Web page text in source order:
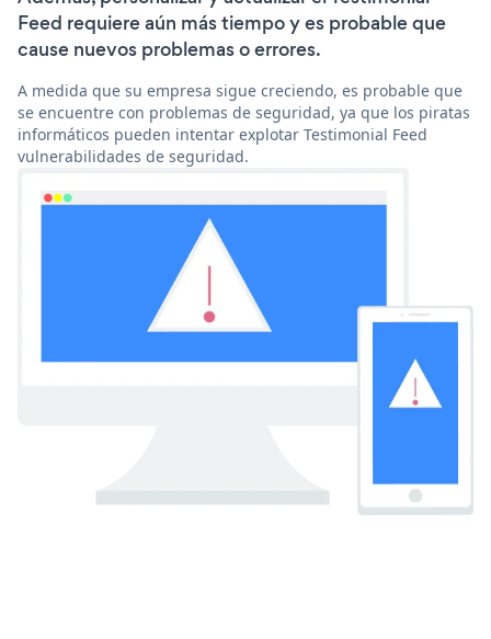
Feed requiere aún más tiempo y es probable que
cause nuevos problemas o errores.
A medida que su empresa sigue creciendo, es probable que
se encuentre con problemas de seguridad, ya que los piratas
informáticos pueden intentar explotar Testimonial Feed
vulnerabilidades de seguridad.